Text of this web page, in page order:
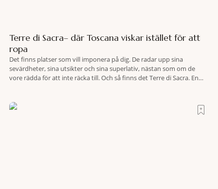
Terre di Sacra– där Toscana viskar istället för att
ropa
Det finns platser som vill imponera på dig. De radar upp sina
sevärdheter, sina utsikter och sina superlativ, nästan som om de
vore rädda för att inte räcka till. Och så finns det Terre di Sacra. En